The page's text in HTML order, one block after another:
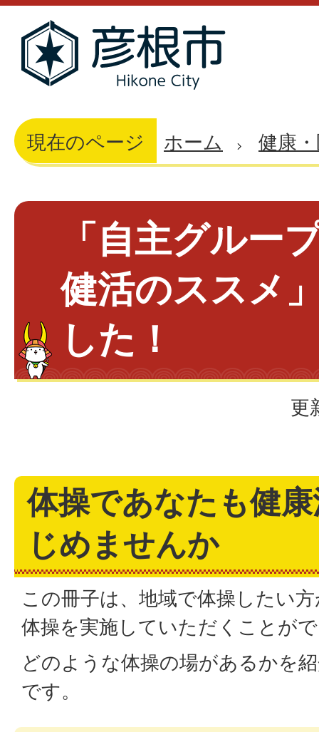
現在のページ ホーム 健康
「自主グルー
健活のススメ
した！
更
体操であなたも健
じめませんか
この冊子は、地域で体操したい
体操を実施していただくことが
どのような体操の場があるかを
です。